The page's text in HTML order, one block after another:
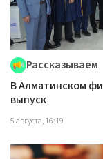
Рассказываем
В Алматинском
выпуск
5 августа, 16:19